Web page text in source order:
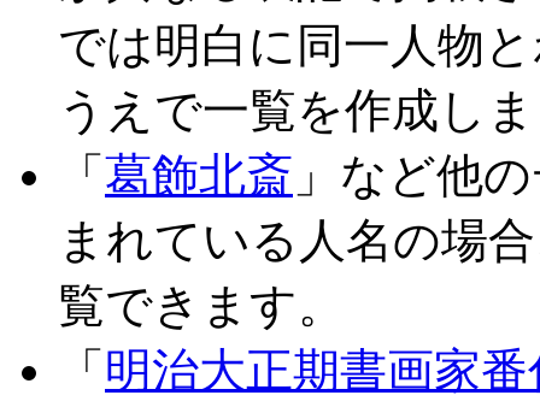
では明白に同一人物
うえで一覧を作成し
「 葛飾北斎 」など他
まれている人名の場
覧できます。
「 明治大正期書画家